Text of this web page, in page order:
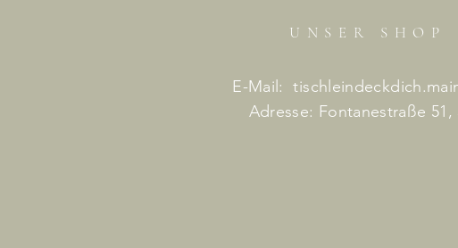
UNSER SHO P
E-Mail:
Adresse: Fontanestraße 51,